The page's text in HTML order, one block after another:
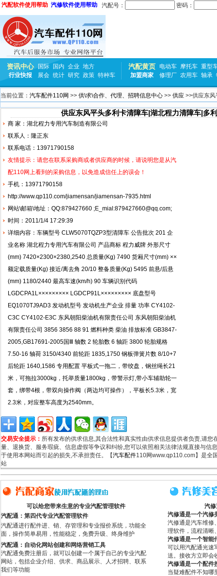
汽配软件使用帮助 汽修软件使用帮助 汽配号： 密码：
资讯中心 国际 国内 企业 地方
行业快报
展会 统计 研究 政策 特种车
汽配黄页 电动车 摩托车 重型
加盟商家
修理厂 农用车 轴承
当前位置： 汽车配件110网 >> 供\求\合作、代理、招聘信息中心 >> 供应 >>供应东
供应东风平头多利卡清障车|湖北程力清障车|多
商 家：湖北程力专用汽车制造有限公司
联系人：隆正东
联系电话：13971790158
友情提示：请您在联系采购商或者供应商的时候，请说明您是从汽
配110网上看到的采购信息，以免造成信任上的误会！
手机：13971790158
http://www.qp110.com/jiamensan/jiamensan-7935.html
网站\邮箱\地址：QQ:879427660 ;E_mial:879427660@qq.com;
时间：2011/1/4 17:29:39
详细内容：车辆型号 CLW5070TQZP3型清障车 公告批次 201 企
业名称 湖北程力专用汽车有限公司 产品商标 程力威牌 外形尺寸
(mm) 7420×2300×2380,2540 总质量(Kg) 7490 货厢尺寸(mm) ××
额定载质量(Kg) 接近/离去角 20/10 整备质量(Kg) 5495 前悬/后悬
(mm) 1180/2440 最高车速(km/h) 90 车辆识别代码
LGDCPA1L××××××××× LGDCP91L××××××××× 底盘型号
EQ1070TJ9AD3 发动机型号 发动机生产企业 排量 功率 CY4102-
C3C CY4102-E3C 东风朝阳柴油机有限责任公司 东风朝阳柴油机
有限责任公司 3856 3856 88 91 燃料种类 柴油 排放标准 GB3847-
2005,GB17691-2005国Ⅲ 轴数 2 轮胎数 6 轴距 3800 轮胎规格
7.50-16 轴荷 3150/4340 前轮距 1835,1750 钢板弹簧片数 8/10+7
后轮距 1640,1586 专用配置 平板式一拖二，带绞盘，钢丝绳长21
米，可拖拉3000kg，托举质量1800kg，带警示灯,带小车辅助轮一
套，绑带4根，带双向操作阀（两边均可操作），平板长5.3米，宽
2.3米，对应整车高度为2540mm。
交易安全提示： 所有发布的供求信息,其合法性和真实性由供求信息提供者负责,请
量、退换货、服务瑕疵、信息虚假等争议和纠纷,您可以依照相关法律法规直接与信
于使用本网站而引起的损失,不承担责任。【汽车配件110网www.qp110.com】是全
站
可以给您带来生意的专业汽配管理软件
汽配通：第四代专业汽配管理软件
汽配通进行配件进、销、存管理和专业报价系统，功能全
面，操作简单易用，性能稳定，免费升级、终身维护
汽配通：自动化网站创建和网络营销工具
汽配通免费注册后，就可以创建一个属于自己的专业汽配
网站，包括企业介绍、供求、商品展示、人才招聘、联系
我们等功能
汽
汽修通是一个汽修
汽修通是汽车维修
理软件，流程清晰
汽修通是一个智能
可以用汽配通光速
送。接收方立即会
汽修通是一个配件
当疑难配件不知哪